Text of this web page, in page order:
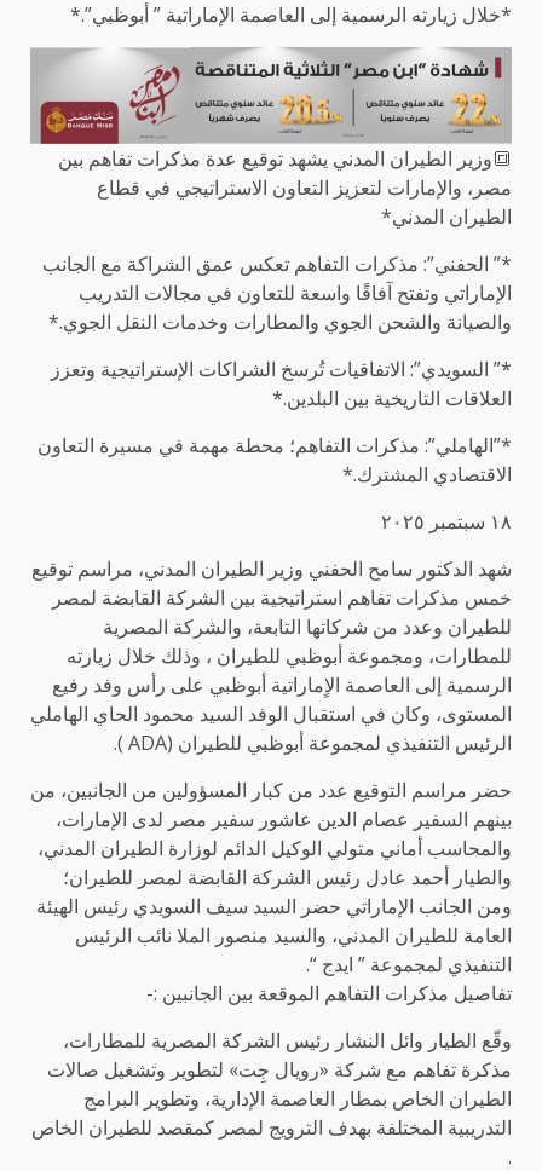
*خلال زيارته الرسمية إلى العاصمة الإماراتية ” أبوظبي”.*
🔳وزير الطيران المدني يشهد توقيع عدة مذكرات تفاهم بين
مصر، والإمارات لتعزيز التعاون الاستراتيجي في قطاع
الطيران المدني*
*” الحفني”: مذكرات التفاهم تعكس عمق الشراكة مع الجانب
الإماراتي وتفتح آفاقًا واسعة للتعاون في مجالات التدريب
والصيانة والشحن الجوي والمطارات وخدمات النقل الجوي.*
*” السويدي”: الاتفاقيات تُرسخ الشراكات الإستراتيجية وتعزز
العلاقات التاريخية بين البلدين.*
*”الهاملي”: مذكرات التفاهم؛ محطة مهمة في مسيرة التعاون
الاقتصادي المشترك.*
١٨ سبتمبر ٢٠٢٥
شهد الدكتور سامح الحفني وزير الطيران المدني، مراسم توقيع
خمس مذكرات تفاهم استراتيجية بين الشركة القابضة لمصر
للطيران وعدد من شركاتها التابعة، والشركة المصرية
للمطارات، ومجموعة أبوظبي للطيران ، وذلك خلال زيارته
الرسمية إلى العاصمة الاٍماراتية أبوظبي على رأس وفد رفيع
المستوى، وكان في استقبال الوفد السيد محمود الحاي الهاملي
الرئيس التنفيذي لمجموعة أبوظبي للطيران (ADA ).
حضر مراسم التوقيع عدد من كبار المسؤولين من الجانبين، من
بينهم السفير عصام الدين عاشور سفير مصر لدى الإمارات،
والمحاسب أماني متولي الوكيل الدائم لوزارة الطيران المدني،
والطيار أحمد عادل رئيس الشركة القابضة لمصر للطيران؛
ومن الجانب الإماراتي حضر السيد سيف السويدي رئيس الهيئة
العامة للطيران المدني، والسيد منصور الملا نائب الرئيس
التنفيذي لمجموعة ” ايدج “.
تفاصيل مذكرات التفاهم الموقعة بين الجانبين :-
وقّع الطيار وائل النشار رئيس الشركة المصرية للمطارات،
مذكرة تفاهم مع شركة «رويال جِت» لتطوير وتشغيل صالات
الطيران الخاص بمطار العاصمة الإدارية، وتطوير البرامج
التدريبية المختلفة بهدف الترويج لمصر كمقصد للطيران الخاص
.